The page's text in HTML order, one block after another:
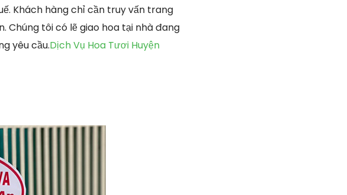
Khách hàng chỉ cần truy vấn trang
Chúng tôi có lẽ giao hoa tại nhà đang
yêu cầu.Dịch Vụ Hoa Tươi Huyện